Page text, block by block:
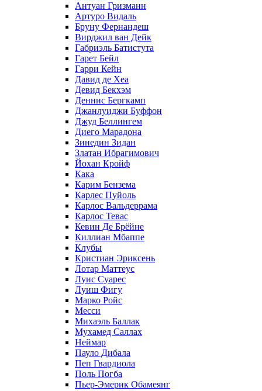
Антуан Гризманн
Артуро Видаль
Бруну Фернандеш
Вирджил ван Дейк
Габриэль Батистута
Гарет Бейл
Гарри Кейн
Давид де Хеа
Девид Бекхэм
Деннис Бергкамп
Джанлуиджи Буффон
Джуд Беллингем
Диего Марадона
Зинедин Зидан
Златан Ибрагимович
Йохан Кройф
Кака
Карим Бензема
Карлес Пуйоль
Карлос Вальдеррама
Карлос Тевас
Кевин Де Брёйне
Киллиан Мбаппе
Клубы
Кристиан Эриксень
Лотар Маттеус
Луис Суарес
Луиш Фигу
Марко Ройс
Месси
Михаэль Баллак
Мухамед Саллах
Неймар
Пауло Дибала
Пеп Гвардиола
Поль Погба
Пьер-Эмерик Обамеянг